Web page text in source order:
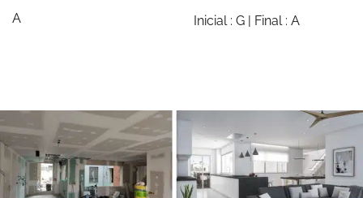
A Inicial : G | Final : A